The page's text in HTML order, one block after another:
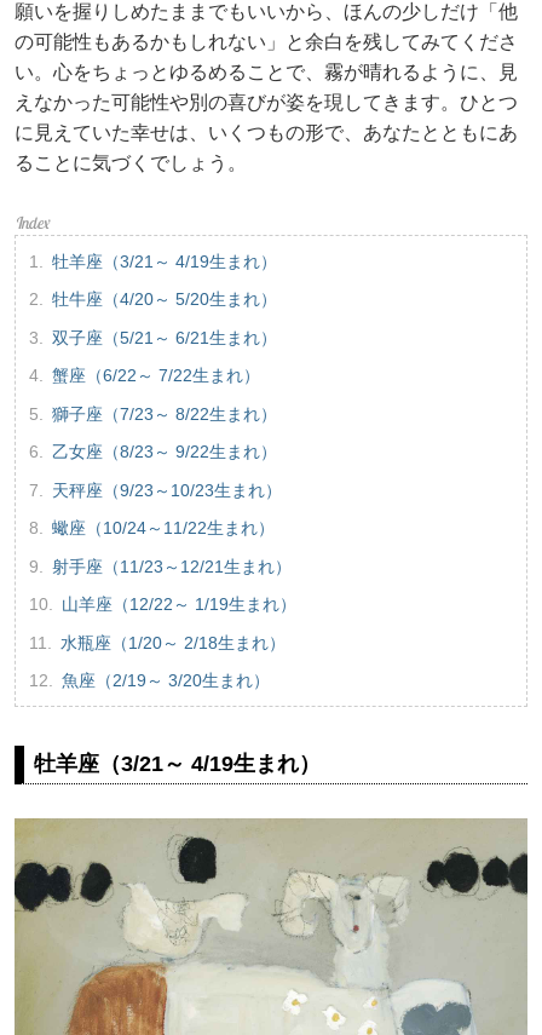
願いを握りしめたままでもいいから、ほんの少しだけ「他
の可能性もあるかもしれない」と余白を残してみてくださ
い。心をちょっとゆるめることで、霧が晴れるように、見
えなかった可能性や別の喜びが姿を現してきます。ひとつ
に見えていた幸せは、いくつもの形で、あなたとともにあ
ることに気づくでしょう。
牡羊座（3/21～ 4/19生まれ）
牡牛座（4/20～ 5/20生まれ）
双子座（5/21～ 6/21生まれ）
蟹座（6/22～ 7/22生まれ）
獅子座（7/23～ 8/22生まれ）
乙女座（8/23～ 9/22生まれ）
天秤座（9/23～10/23生まれ）
蠍座（10/24～11/22生まれ）
射手座（11/23～12/21生まれ）
山羊座（12/22～ 1/19生まれ）
水瓶座（1/20～ 2/18生まれ）
魚座（2/19～ 3/20生まれ）
牡羊座（3/21～ 4/19生まれ）